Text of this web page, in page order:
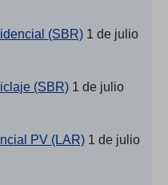
(SBR) 1 de julio
(SBR) 1 de julio
PV (LAR) 1 de julio